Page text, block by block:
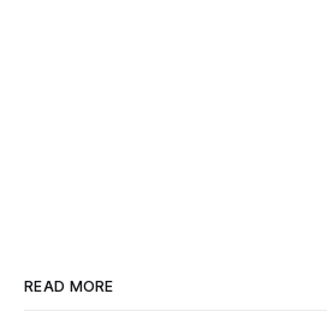
READ MORE